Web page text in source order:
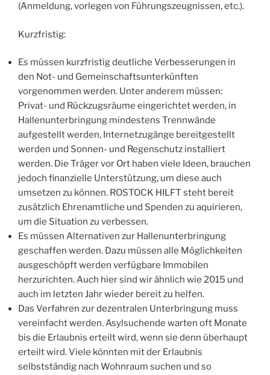
(Anmeldung, vorlegen von Führungszeugnissen, etc.).
Kurzfristig:
Es müssen kurzfristig deutliche Verbesserungen in
den Not- und Gemeinschaftsunterkünften
vorgenommen werden. Unter anderem müssen:
Privat- und Rückzugsräume eingerichtet werden, in
Hallenunterbringung mindestens Trennwände
aufgestellt werden, Internetzugänge bereitgestellt
werden und Sonnen- und Regenschutz installiert
werden. Die Träger vor Ort haben viele Ideen, brauchen
jedoch finanzielle Unterstützung, um diese auch
umsetzen zu können. ROSTOCK HILFT steht bereit
zusätzlich Ehrenamtliche und Spenden zu aquirieren,
um die Situation zu verbessen.
Es müssen Alternativen zur Hallenunterbringung
geschaffen werden. Dazu müssen alle Möglichkeiten
ausgeschöpft werden verfügbare Immobilen
herzurichten. Auch hier sind wir ähnlich wie 2015 und
auch im letzten Jahr wieder bereit zu helfen.
Das Verfahren zur dezentralen Unterbringung muss
vereinfacht werden. Asylsuchende warten oft Monate
bis die Erlaubnis erteilt wird, wenn sie denn überhaupt
erteilt wird. Viele könnten mit der Erlaubnis
selbstständig nach Wohnraum suchen und so